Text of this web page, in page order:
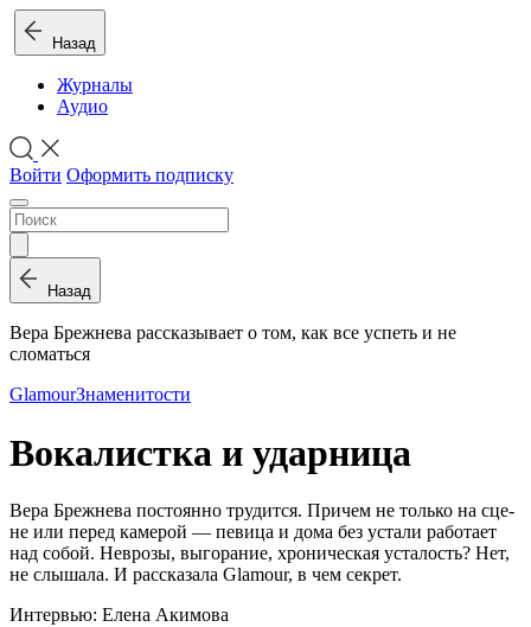
Назад
Журналы
Аудио
Войти Оформить подписку
Назад
Ве­ра Бреж­не­ва рассказывает о том, как все успеть и не
сломаться
GlamourЗнаменитости
Вокалистка и ударница
Ве­ра Бреж­не­ва по­сто­ян­но тру­дит­ся. При­чем не толь­ко на сце­
не или пе­ред ка­ме­рой — пе­ви­ца и до­ма без уста­ли ра­бо­та­ет
над со­бой. Нев­ро­зы, вы­го­ра­ние, хро­ни­че­ская уста­лость? Нет,
не слы­ша­ла. И рас­ска­за­ла Glamour, в чем секрет.
Интервью: Елена Акимова